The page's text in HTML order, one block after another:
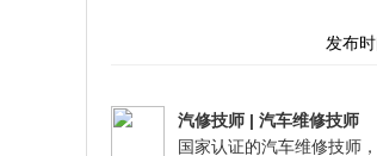
发布
汽修技师 | 汽车维修技师